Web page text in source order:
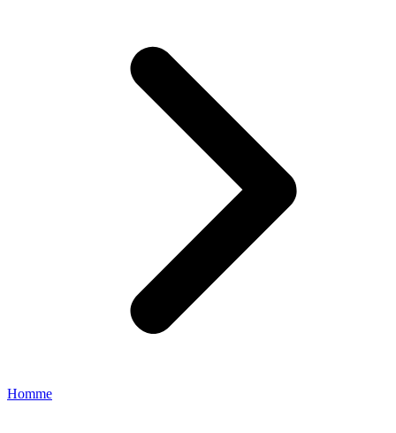
Homme